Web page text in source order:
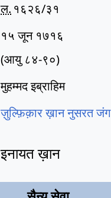
ल. १६२६/३१
१५ जून १७१६
(आयु ८४-९०)
मुहम्मद इब्राहिम
ज़ुल्फ़िक़ार ख़ान नुसरत जंग
इनायत ख़ान